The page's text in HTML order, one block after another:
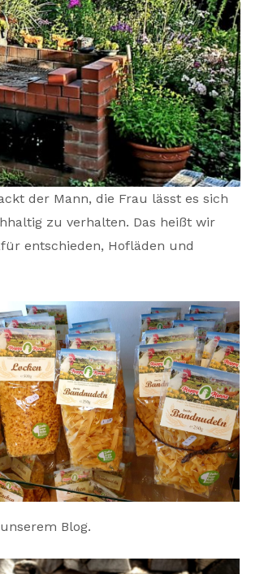
der Mann, die Frau lässt es sich
zu verhalten. Das heißt wir
entschieden, Hofläden und
Blog.